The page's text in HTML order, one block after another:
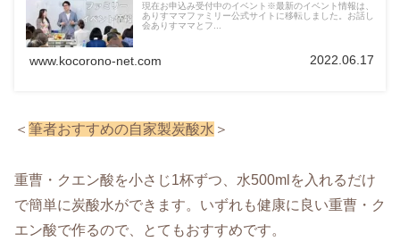
現在お申込み受付中のイベント※最新のイベント情報は、
ありすママファミリー公式サイトに移転しました。お話し
会ありすママとフ...
www.kocorono-net.com 2022.06.17
＜ 筆者おすすめの自家製炭酸水 ＞
重曹・クエン酸を小さじ1杯ずつ、水500mlを入れるだけ
で簡単に炭酸水ができます。いずれも健康に良い重曹・ク
エン酸で作るので、とてもおすすめです。